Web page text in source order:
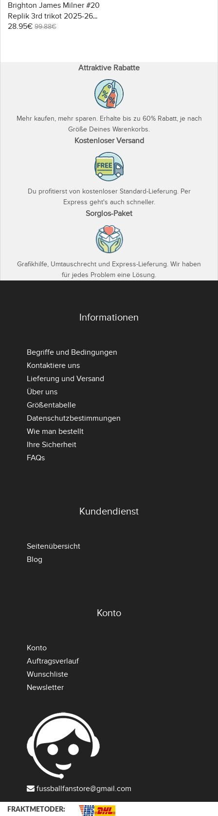
Brighton James Milner #20
Replik 3rd trikot 2025-26
Kurzarm
28.95€ 99.88€
Attraktive Rabatte
Mehr kaufen, mehr sparen. Erhalte bis zu 60% Rabatt, je nach
Größe Deines Warenkorbs.
Kostenloser Versand
Du profitierst von kostenloser Standard-Lieferung. Per
Express geht's auch schneller.
Sorglos-Paket
Grafikhilfe, Umtauschrecht und Express-Lieferung. Wir haben
für jedes Problem eine Lösung.
Informationen
Begriffe und Bedingungen
Kontaktiere uns
Lieferung und Versand
Über uns
Größentabelle
Datenschutzbestimmungen
Wie man bestellt
Ihre Sicherheit
FAQs
Kundendienst
Seitenübersicht
Blog
Konto
Konto
Auftragsverlauf
Wunschliste
Newsletter
fussballfanstore@gmail.com
FRAKTMETODER: